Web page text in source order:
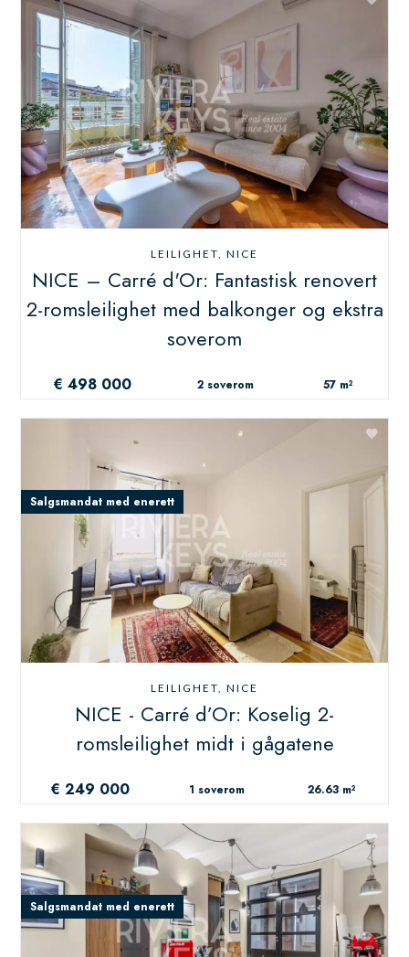
LEILIGHET, NICE
NICE – Carré d'Or: Fantastisk renovert
2-romsleilighet med balkonger og ekstra
soverom
€ 498 000 2 soverom 57 m²
LEILIGHET, NICE
NICE - Carré d’Or: Koselig 2-
romsleilighet midt i gågatene
€ 249 000 1 soverom 26.63 m²
Salgsmandat med enerett
Salgsmandat med enerett